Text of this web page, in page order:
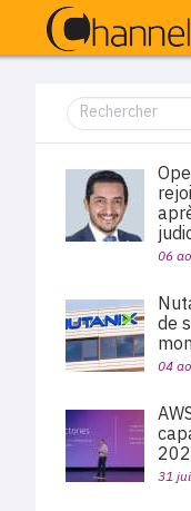
06
de
04
31